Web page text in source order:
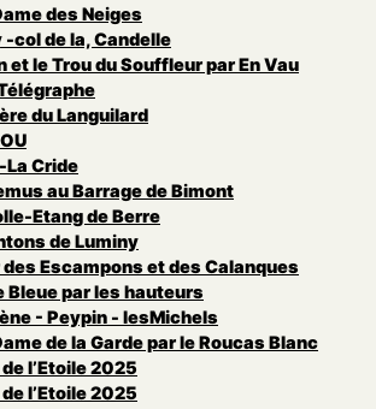
des Neiges
-col de la, Candelle
et le Trou du Souffleur par En Vau
du Languilard
La Cride
au Barrage de Bimont
Etang de Berre
de Luminy
Escampons et des Calanques
Bleue par les hauteurs
- Peypin - lesMichels
de la Garde par le Roucas Blanc
l’Etoile 2025
l’Etoile 2025